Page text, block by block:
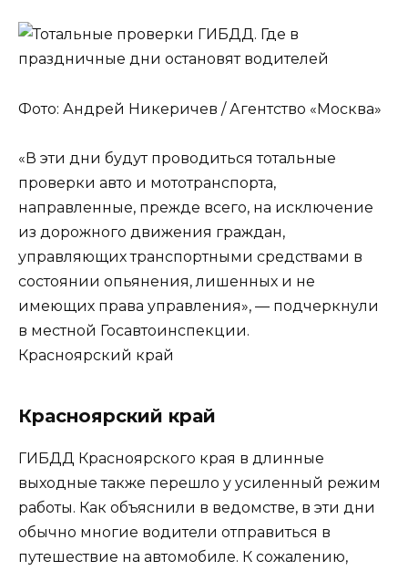
Фото: Андрей Никеричев / Агентство «Москва»
«В эти дни будут проводиться тотальные
проверки авто и мототранспорта,
направленные, прежде всего, на исключение
из дорожного движения граждан,
управляющих транспортными средствами в
состоянии опьянения, лишенных и не
имеющих права управления», — подчеркнули
в местной Госавтоинспекции.
Красноярский край
Красноярский край
ГИБДД Красноярского края в длинные
выходные также перешло у усиленный режим
работы. Как объяснили в ведомстве, в эти дни
обычно многие водители отправиться в
путешествие на автомобиле. К сожалению,